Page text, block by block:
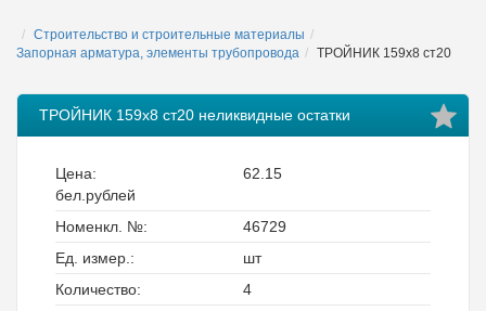
Главная
Строительство и строительные материалы
Запорная арматура, элементы трубопровода
ТРОЙНИК 159х8 ст20
ТРОЙНИК 159х8 ст20 неликвидные остатки
Цена:
62.15
бел.рублей
Номенкл. №:
46729
Ед. измер.:
шт
Количество:
4